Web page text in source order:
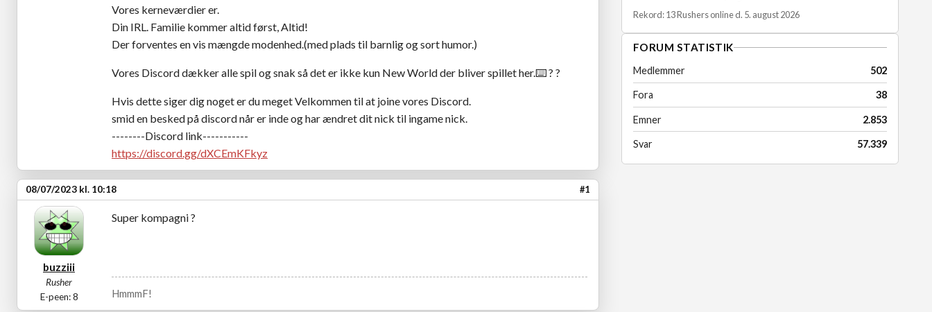
Vores kerneværdier er.
Din IRL. Familie kommer altid først, Altid!
Der forventes en vis mængde modenhed.(med plads til barnlig og sort humor.)
Vores Discord dækker alle spil og snak så det er ikke kun New World der bliver spillet her.⌨️ ?️ ?
Hvis dette siger dig noget er du meget Velkommen til at joine vores Discord.
smid en besked på discord når er inde og har ændret dit nick til ingame nick.
--------Discord link-----------
https://discord.gg/dXCEmKFkyz
08/07/2023 kl. 10:18 #1
buzziii
Rusher
E-peen: 8
Super kompagni ?
HmmmF!
Rekord: 13 Rushers online d. 5. august 2026
FORUM STATISTIK
Medlemmer 502
Fora 38
Emner 2.853
Svar 57.339